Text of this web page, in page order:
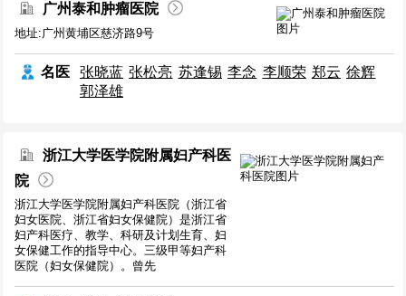
广州泰和肿瘤医院
地址:广州黄埔区慈济路9号
名医 张晓蓝 张松亮 苏逢锡 李念 李顺荣 郑云 徐辉
郭泽雄
浙江大学医学院附属妇产科医
院
浙江大学医学院附属妇产科医院（浙江省
妇女医院、浙江省妇女保健院）是浙江省
妇产科医疗、教学、科研及计划生育、妇
女保健工作的指导中心。三级甲等妇产科
医院（妇女保健院）。曾先